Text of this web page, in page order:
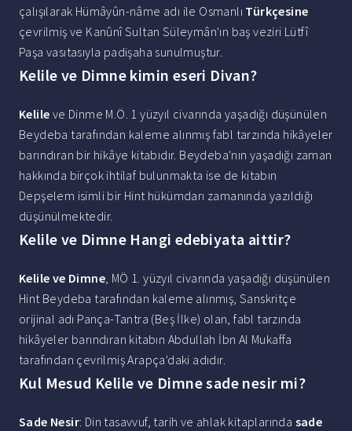
çalışılarak Hümâyûn-nâme adı ile Osmanlı Türkçesine
çevrilmiş ve Kanûnî Sultan Süleymân'ın baş veziri Lütfî
Paşa vasıtasıyla padişaha sunulmuştur.
Kelile ve Dimne kimin eseri Divan?
Kelile ve Dinme M.Ö. 1 yüzyıl civarında yaşadığı düşünülen
Beydeba tarafından kaleme alınmış fabl tarzında hikâyeler
barındıran bir hikâye kitabıdır. Beydeba'nın yaşadığı zaman
hakkında birçok ihtilaf bulunmakta ise de kitabın
Depşelem isimli bir Hint hükümdarı zamanında yazıldığı
düşünülmektedir.
Kelile ve Dimne Hangi edebiyata aittir?
Kelile ve Dimne, MÖ 1. yüzyıl civarında yaşadığı düşünülen
Hint Beydeba tarafından kaleme alınmış, Sanskritçe
orijinal adı Pança-Tantra (Beş İlke) olan, fabl tarzında
hikâyeler barındıran kitabın Abdullah İbn Al Mukaffa
tarafından çevrilmiş Arapça'daki adıdır.
Kul Mesud Kelile ve Dimne sade nesir mi?
Sade Nesir: Din tasavvuf, tarih ve ahlak kitaplarında sade